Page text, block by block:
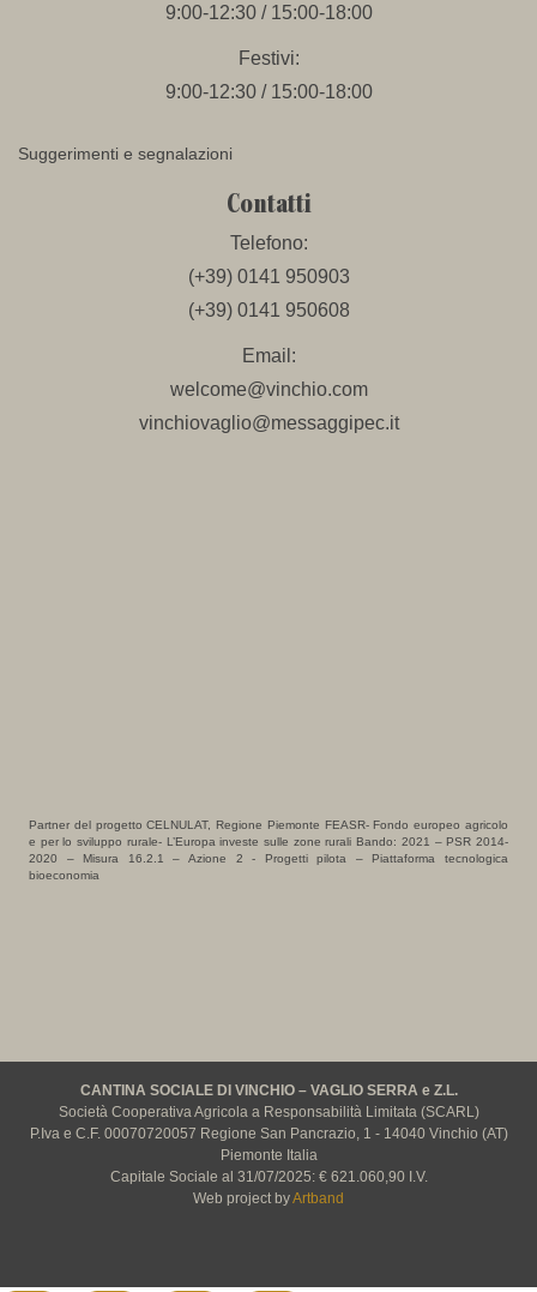
9:00-12:30 / 15:00-18:00
Festivi:
9:00-12:30 / 15:00-18:00
Suggerimenti e segnalazioni
Contatti
Telefono:
(+39) 0141 950903
(+39) 0141 950608
Email:
welcome@vinchio.com
vinchiovaglio@messaggipec.it
Partner del progetto CELNULAT, Regione Piemonte FEASR- Fondo europeo agricolo
e per lo sviluppo rurale- L’Europa investe sulle zone rurali Bando: 2021 – PSR 2014-
2020 – Misura 16.2.1 – Azione 2 - Progetti pilota – Piattaforma tecnologica
bioeconomia
CANTINA SOCIALE DI VINCHIO – VAGLIO SERRA e Z.L.
Società Cooperativa Agricola a Responsabilità Limitata (SCARL)
P.Iva e C.F. 00070720057 Regione San Pancrazio, 1 - 14040 Vinchio (AT)
Piemonte Italia
Capitale Sociale al 31/07/2025: € 621.060,90 I.V.
Web project byArtband